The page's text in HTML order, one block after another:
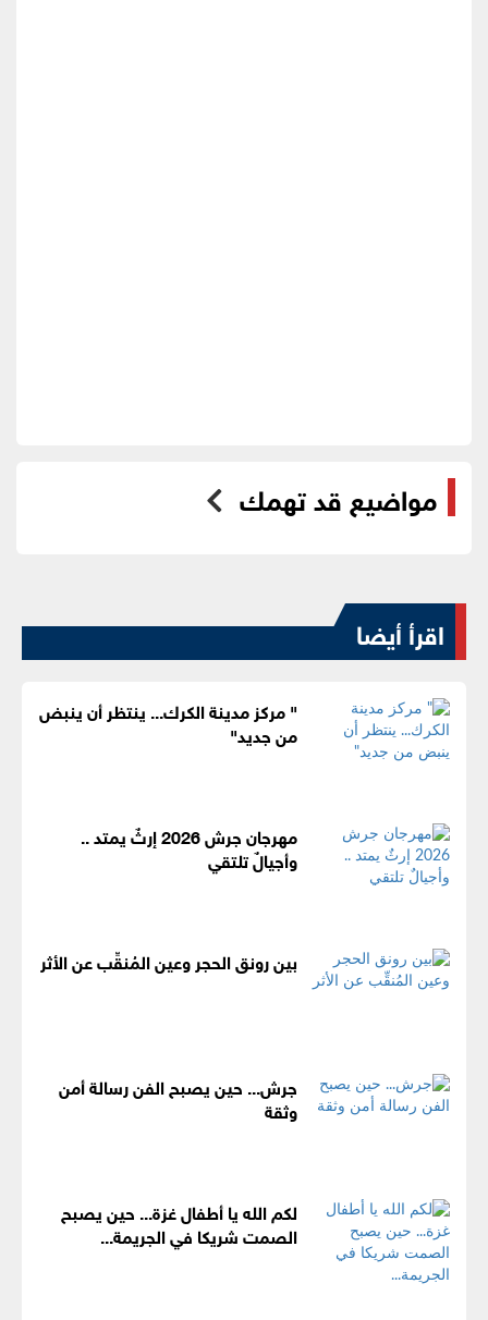
مواضيع قد تهمك
اقرأ أيضا
" مركز مدينة الكرك... ينتظر أن ينبض
من جديد"
مهرجان جرش 2026 إرثٌ يمتد ..
وأجيالٌ تلتقي
بين رونق الحجر وعين المُنقِّب عن الأثر
جرش... حين يصبح الفن رسالة أمن
وثقة
لكم الله يا أطفال غزة... حين يصبح
الصمت شريكا في الجريمة...